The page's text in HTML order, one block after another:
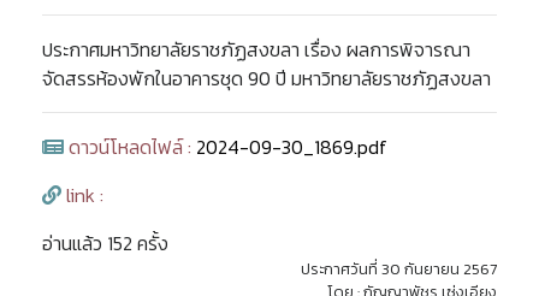
ประกาศมหาวิทยาลัยราชภัฏสงขลา เรื่อง ผลการพิจารณา
จัดสรรห้องพักในอาคารชุด 90 ปี มหาวิทยาลัยราชภัฏสงขลา
ดาวน์โหลดไฟล์ : 2024-09-30_1869.pdf
link :
อ่านแล้ว 152 ครั้ง
ประกาศวันที่ 30 กันยายน 2567